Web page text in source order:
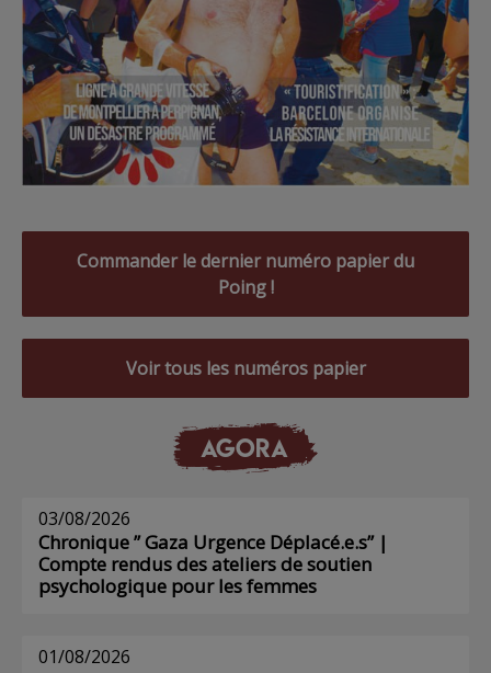
Commander le dernier numéro papier du
Poing !
Voir tous les numéros papier
AGORA
03/08/2026
Chronique ” Gaza Urgence Déplacé.e.s” |
Compte rendus des ateliers de soutien
psychologique pour les femmes
01/08/2026